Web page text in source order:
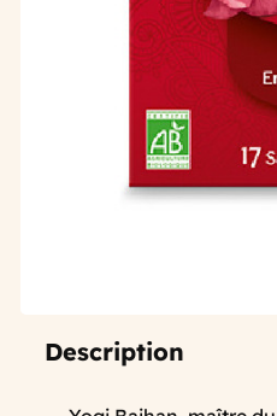
Description